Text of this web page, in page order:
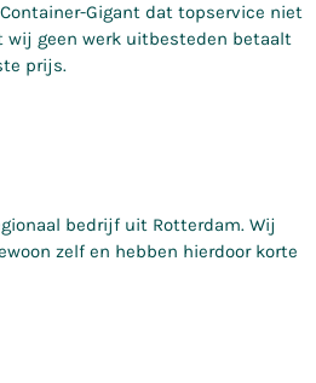
Gigant dat topservice niet
wij geen werk uitbesteden betaalt
prijs.
bedrijf uit Rotterdam. Wij
zelf en hebben hierdoor korte